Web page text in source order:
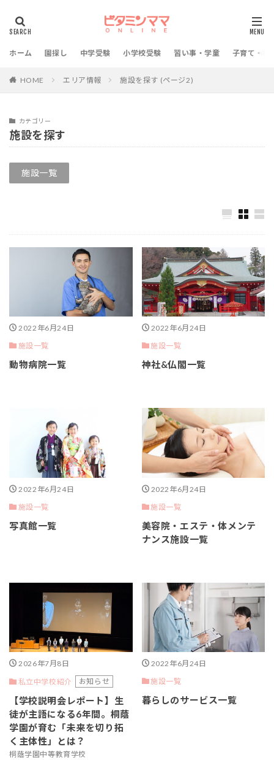
ホーム 園探し 中学受験 小学校受験 習い事・学童 子育て・教
HOME エリア情報 施設を探す (ページ2)
カテゴリー
施設を探す
施設一覧
2022年6月24日
施設一覧
動物病院一覧
2022年6月24日
施設一覧
神社&仏閣一覧
2022年6月24日
施設一覧
写真館一覧
2022年6月24日
施設一覧
美容院・エステ・体メンテ
ナンス施設一覧
2026年7月8日
私立中学校紹介
お知らせ
【学校説明会レポート】生
徒が主語になる6年間。桐蔭
学園が育む「未来を切り拓
く主体性」とは？
桐蔭学園中等教育学校
2022年6月24日
施設一覧
暮らしのサービス一覧